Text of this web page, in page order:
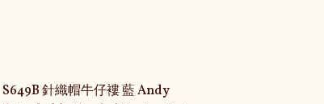
S649B 針織帽牛仔褸 藍 Andy